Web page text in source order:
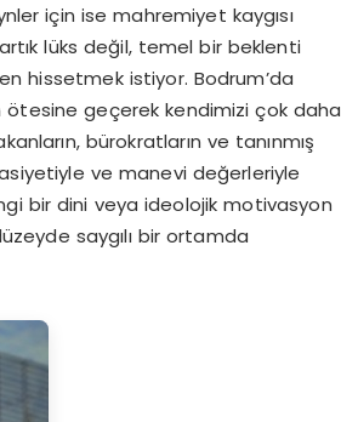
için ise mahremiyet kaygısı
lüks değil, temel bir beklenti
hissetmek istiyor. Bodrum’da
ötesine geçerek kendimizi çok daha
bürokratların ve tanınmış
ve manevi değerleriyle
bir dini veya ideolojik motivasyon
saygılı bir ortamda